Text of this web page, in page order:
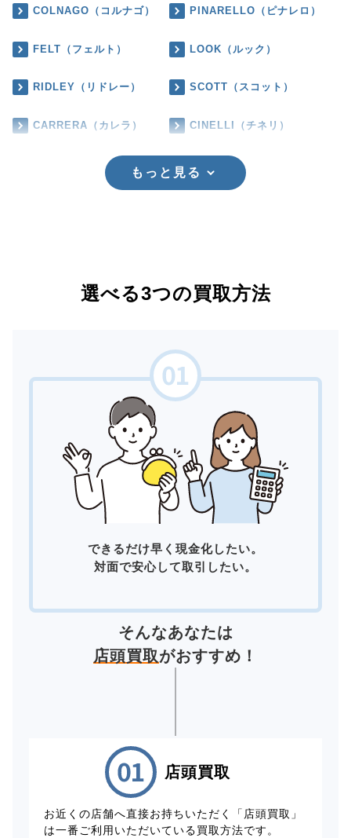
COLNAGO（コルナゴ） PINARELLO（ピナレロ）
FELT（フェルト） LOOK（ルック）
RIDLEY（リドレー） SCOTT（スコット）
CARRERA（カレラ） CINELLI（チネリ）
もっと見る
選べる3つの買取方法
できるだけ早く現金化したい。
対面で安心して取引したい。
そんなあなたは
店頭買取がおすすめ！
店頭買取
お近くの店舗へ直接お持ちいただく「店頭買取」
は一番ご利用いただいている買取方法です。